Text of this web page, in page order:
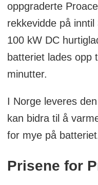
(LKA)
Regnsensor
Førerovervåkning
Innvendig:
10'' multimedia
speiling
Analogt
Manuelt
oppgraderte
rekkevidde på
100 kW DC
batteriet lades opp
minutter.
I Norge leveres
kan bidra til å
for mye på
Prisene for